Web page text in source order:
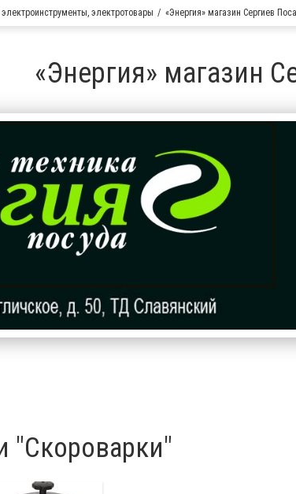
электротовары «Энергия» магазин Сергиев
«Энергия» магазин
"Скороварки"